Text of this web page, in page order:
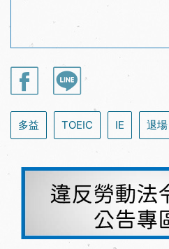
多益 TOEIC IE 退場